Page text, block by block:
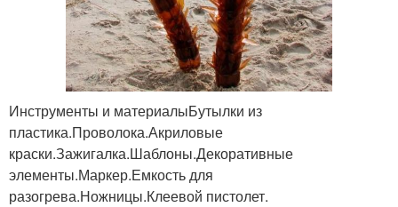
Инструменты и материалыБутылки из
пластика.Проволока.Акриловые
краски.Зажигалка.Шаблоны.Декоративные
элементы.Маркер.Емкость для
разогрева.Ножницы.Клеевой пистолет.